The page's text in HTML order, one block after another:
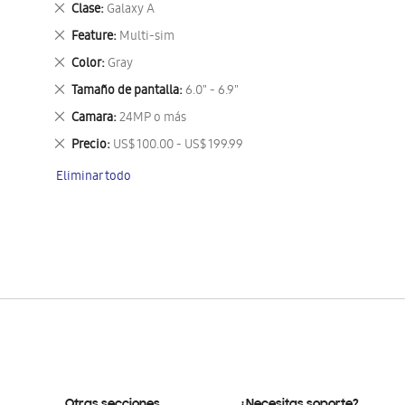
Clase Galaxy A
Eliminar
este
artículo
Feature Multi-sim
Eliminar
este
artículo
Color Gray
Eliminar
este
artículo
Tamaño de pantalla 6.0" - 6.9"
Eliminar
este
artículo
Camara 24MP o más
Eliminar
este
artículo
Precio US$ 100.00 - US$ 199.99
Eliminar
artículo
Eliminar todo